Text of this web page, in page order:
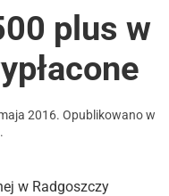
plus w
2016. Opublikowano w
.
w Radgoszczy